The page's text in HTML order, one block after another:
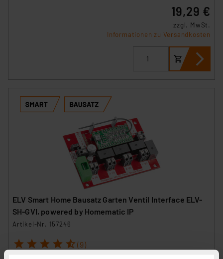
19,29 €
zzgl. MwSt.
Informationen zu Versandkosten
ELV Smart Home Bausatz Garten Ventil Interface ELV-
SH-GVI, powered by Homematic IP
Artikel-Nr. 157246
1 2 3 4 5 (9)